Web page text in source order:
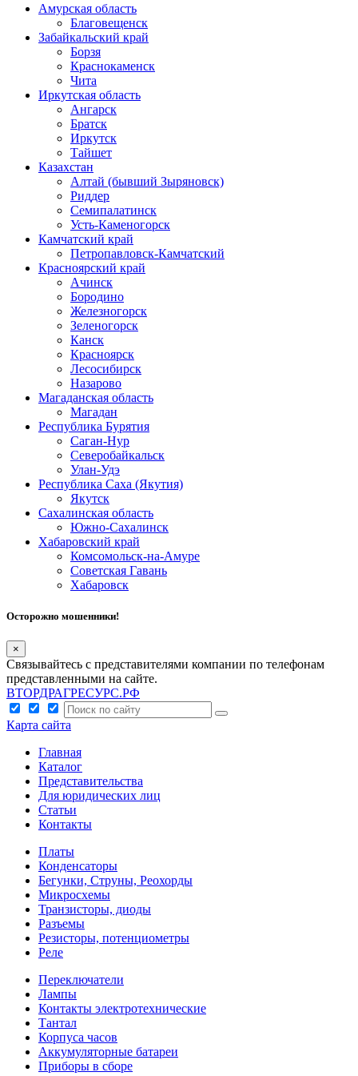
Амурская область
Благовещенск
Забайкальский край
Борзя
Краснокаменск
Чита
Иркутская область
Ангарск
Братск
Иркутск
Тайшет
Казахстан
Алтай (бывший Зыряновск)
Риддер
Семипалатинск
Усть-Каменогорск
Камчатский край
Петропавловск-Камчатский
Красноярский край
Ачинск
Бородино
Железногорск
Зеленогорск
Канск
Красноярск
Лесосибирск
Назарово
Магаданская область
Магадан
Республика Бурятия
Саган-Нур
Северобайкальск
Улан-Удэ
Республика Саха (Якутия)
Якутск
Сахалинская область
Южно-Сахалинск
Хабаровский край
Комсомольск-на-Амуре
Советская Гавань
Хабаровск
Осторожно мошенники!
×
Связывайтесь с представителями компании по телефонам
представленными на сайте.
ВТОРДРАГРЕСУРС.РФ
Карта сайта
Главная
Каталог
Представительства
Для юридических лиц
Статьи
Контакты
Платы
Конденсаторы
Бегунки, Струны, Реохорды
Микросхемы
Транзисторы, диоды
Разъемы
Резисторы, потенциометры
Реле
Переключатели
Лампы
Контакты электротехнические
Тантал
Корпуса часов
Аккумуляторные батареи
Приборы в сборе